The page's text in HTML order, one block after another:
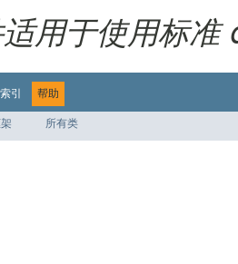
用于使用标
索引 帮助
所有类